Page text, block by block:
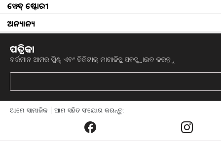
ୱେବ୍ ଷ୍ଟୋରୀ
ଅନ୍ୟାନ୍ୟ
ପତ୍ରିକା
ବର୍ତ୍ତମାନ ଆମର ପ୍ରିଣ୍ଟ୍ ଏବଂ ଡିଜିଟାଲ୍ ମାଗାଜିନ୍କୁ ସବସ୍କ୍ରାଇବ କରନ୍ତୁ
ଆମେ ସାମାଜିକ | ଆମ ସହିତ ସଂଯୋଗ କରନ୍ତୁ:
ମଧ୍ୟ ପଡେ l ବର୍ଷା ଅଭାବରୁ ଫସଲକୁ
ପ୍ରତ୍ୟେକ କୃଷକ ଜଳସେଚନ କରିବା ପାଇଁ
ଟଙ୍କା ମଧ୍ୟ ଖର୍ଚ୍ଚ ହୁଏ l ଜଳସେଚନ ପାଇଁ
ପରିଚାଳିତ କରାଯାଉଛି । ପ୍ରଧାନମନ୍ତ୍ରୀ
ଯେଉଁଥିରେ କୃଷକମାନେ ସବସିଡି ସହିତ ନିଜ
ତେବେ ପିଏମ କୁସୁମ ଯୋଜନାରେ କିପରି